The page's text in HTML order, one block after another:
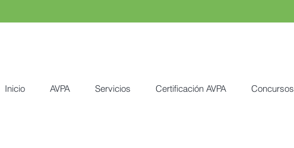
Inicio AVPA Servicios Certificación AVPA Concursos